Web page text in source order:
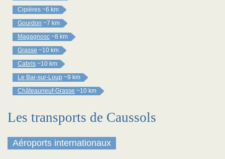
Cipières ~6 km
Gourdon ~7 km
Magagnosc ~8 km
Grasse ~10 km
Cabris ~10 km
Le Bar-sur-Loup ~9 km
Châteauneuf-Grasse ~10 km
Les transports de Caussols
Aéroports internationaux